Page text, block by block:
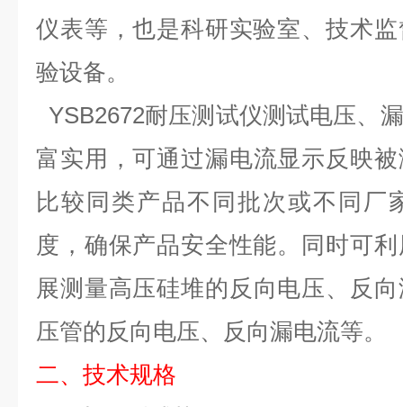
仪表等，也是科研实验室、技术
验设备。
YSB2672耐压测试仪测试电压、
富实用，可通过漏电流显示反映
比较同 类产品不同批次或不同厂
度，确保产品安全性能。
同时可
展测量高压硅堆的反向电压、反
压管的反向电压、反向漏电流等。
二、 技术规格